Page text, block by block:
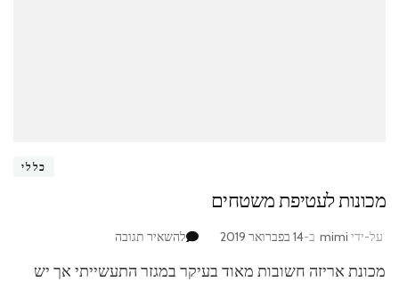
כללי
מכונות לעטיפת משטחים
על-ידי mimi ב-14 בפברואר 2019 להשאיר תגובהבנושא
לעטיפת
מכונת אריזה חשובות מאוד בעיקר במגזר התעשייתי אך יש